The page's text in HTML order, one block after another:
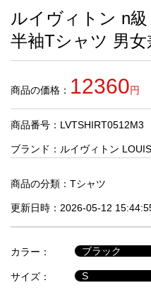
お
す
商
品
人
商
セ
ル
ルイヴィトン n
半袖Tシャツ 男
商品の価格： 12360円
商品番号：LVTSHIRT0512M3
ブランド： ルイヴィトン
商品の分類： Tシャツ
更新日時：2026-05-12
カラー：
サイズ：